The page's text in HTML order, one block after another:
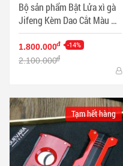
Bộ sản phẩm Bật Lửa xì gà
Jifeng Kèm Dao Cắt Màu Đỏ
Sang Trọng - Mã SP:
PKXG331
1.800.000đ -14%
2.100.000đ
Tạm hết hàng